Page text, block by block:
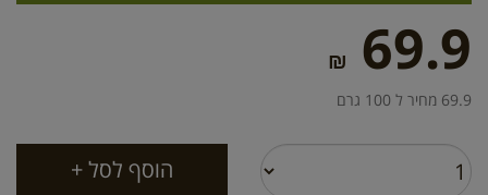
69.9
₪
69.9 מחיר ל 100 גרם